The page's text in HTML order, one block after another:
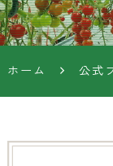
ホーム 公式